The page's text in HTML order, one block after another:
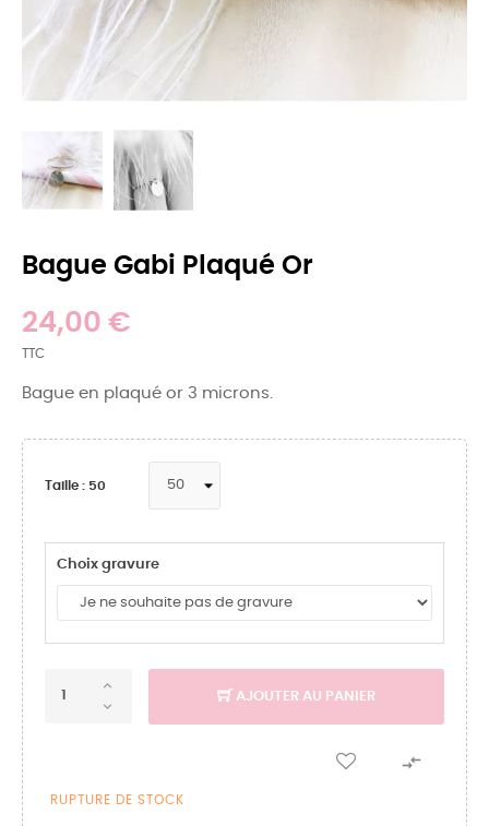
Bague Gabi Plaqué Or
24,00 €
TTC
Bague en plaqué or 3 microns.
Taille : 50
Choix gravure
AJOUTER AU PANIER

RUPTURE DE STOCK